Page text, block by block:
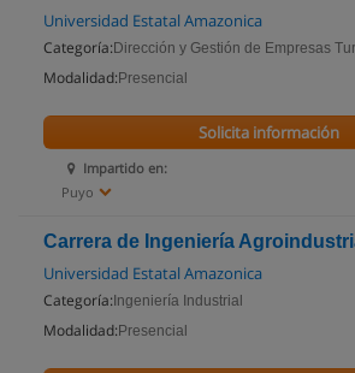
Universidad Estatal Amazonica
Categoría: Dirección y Gestión de Empresas
Modalidad: Presencial
Impartido en:
Puyo
Solicita información
Carrera de Ingeniería
Universidad Estatal Amazonica
Categoría: Ingeniería Industrial
Modalidad: Presencial